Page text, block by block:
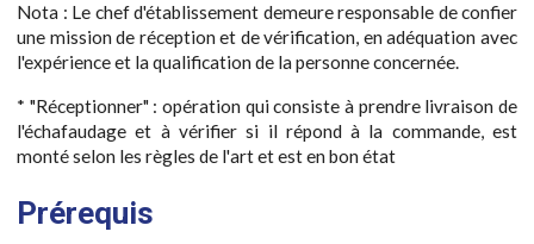
Nota : Le chef d'établissement demeure responsable de confier
une mission de réception et de vérification, en adéquation avec
l'expérience et la qualification de la personne concernée.
* "Réceptionner" : opération qui consiste à prendre livraison de
l'échafaudage et à vérifier si il répond à la commande, est
monté selon les règles de l'art et est en bon état
Prérequis